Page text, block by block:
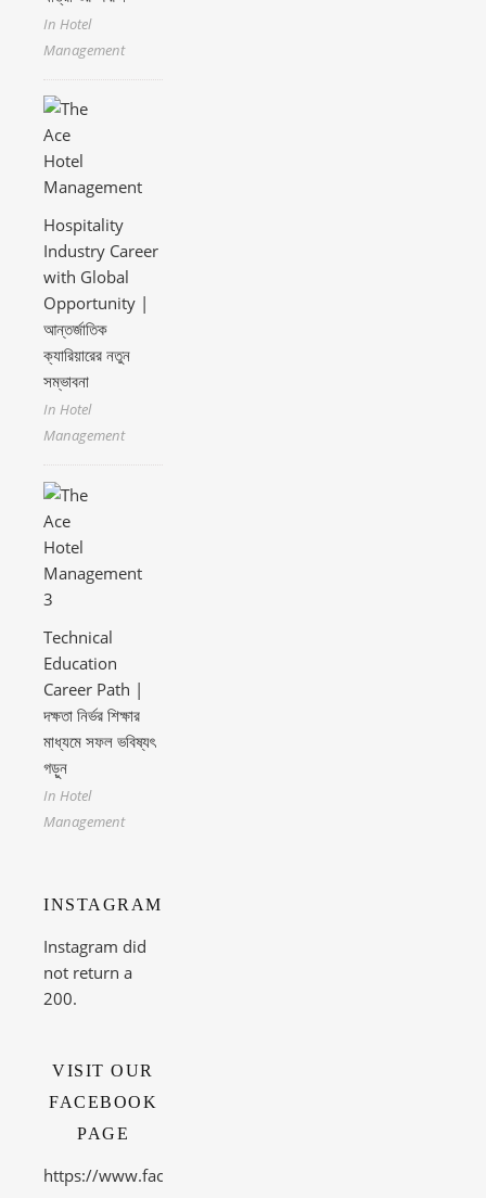
In Hotel
Management
Hospitality
Industry Career
with Global
Opportunity |
আন্তর্জাতিক
ক্যারিয়ারের নতুন
সম্ভাবনা
In Hotel
Management
Technical
Education
Career Path |
দক্ষতা নির্ভর শিক্ষার
মাধ্যমে সফল ভবিষ্যৎ
গড়ুন
In Hotel
Management
INSTAGRAM
Instagram did
not return a
200.
VISIT OUR
FACEBOOK
PAGE
https://www.facebook.com/theacetechnicalinstitute/